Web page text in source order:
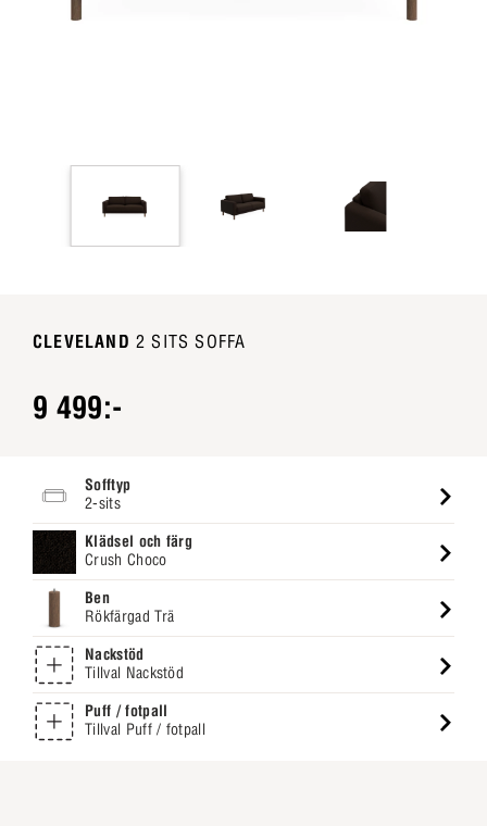
CLEVELAND 2 SITS SOFFA
9 499:-
Sofftyp
2-sits
Klädsel och färg
Crush Choco
Ben
Rökfärgad Trä
Nackstöd
Tillval Nackstöd
Puff / fotpall
Tillval Puff / fotpall